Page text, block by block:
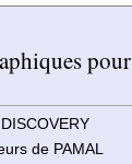
pour
de PAMAL